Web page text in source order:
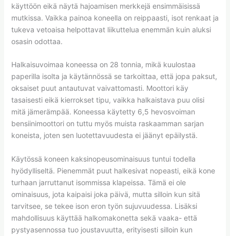
käyttöön eikä näytä hajoamisen merkkejä ensimmäisissä
mutkissa. Vaikka painoa koneella on reippaasti, isot renkaat ja
tukeva vetoaisa helpottavat liikuttelua enemmän kuin aluksi
osasin odottaa.
Halkaisuvoimaa koneessa on 28 tonnia, mikä kuulostaa
paperilla isolta ja käytännössä se tarkoittaa, että jopa paksut,
oksaiset puut antautuvat vaivattomasti. Moottori käy
tasaisesti eikä kierrokset tipu, vaikka halkaistava puu olisi
mitä jämerämpää. Koneessa käytetty 6,5 hevosvoiman
bensiinimoottori on tuttu myös muista raskaamman sarjan
koneista, joten sen luotettavuudesta ei jäänyt epäilystä.
Käytössä koneen kaksinopeusominaisuus tuntui todella
hyödylliseltä. Pienemmät puut halkesivat nopeasti, eikä kone
turhaan jarruttanut isommissa klapeissa. Tämä ei ole
ominaisuus, jota kaipaisi joka päivä, mutta silloin kun sitä
tarvitsee, se tekee ison eron työn sujuvuudessa. Lisäksi
mahdollisuus käyttää halkomakonetta sekä vaaka- että
pystyasennossa tuo joustavuutta, erityisesti silloin kun